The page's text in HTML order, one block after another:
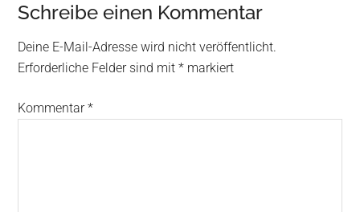
Schreibe einen Kommentar
Deine E-Mail-Adresse wird nicht veröffentlicht.
Erforderliche Felder sind mit* markiert
Kommentar*